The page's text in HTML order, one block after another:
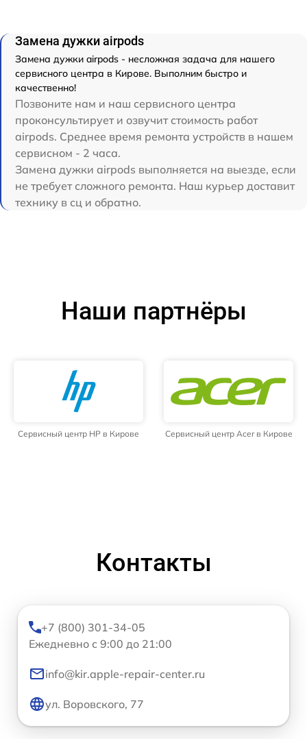
Замена дужки airpods
Замена дужки airpods - несложная задача для нашего
сервисного центра в Кирове. Выполним быстро и
качественно!
Позвоните нам и наш сервисного центра
проконсультирует и озвучит стоимость работ
airpods. Среднее время ремонта устройств в нашем
сервисном - 2 часа.
Замена дужки airpods выполняется на выезде, если
не требует сложного ремонта. Наш курьер доставит
технику в сц и обратно.
Наши партнёры
Сервисный центр HP в Кирове Сервисный центр Acer в Кирове
Контакты
+7 (800) 301-34-05
Ежедневно с 9:00 до 21:00
info@kir.apple-repair-center.ru
ул. Воровского, 77